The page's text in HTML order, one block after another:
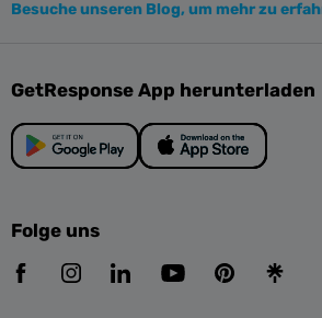
Besuche unseren Blog, um mehr zu
GetResponse App herunterladen
Folge uns